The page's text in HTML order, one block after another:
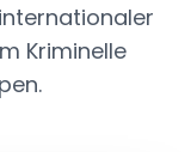
Kriminelle